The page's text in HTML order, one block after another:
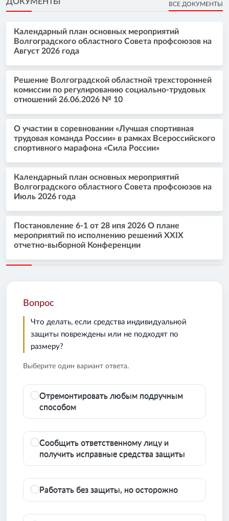
ДОКУМЕНТЫ ВСЕ ДОКУМЕНТЫ
Календарный план основных мероприятий
Волгоградского областного Совета профсоюзов на
Август 2026 года
Решение Волгоградской областной трехсторонней
комиссии по регулированию социально-трудовых
отношений 26.06.2026 № 10
О участии в соревновании «Лучшая спортивная
трудовая команда России» в рамках Всероссийского
спортивного марафона «Сила России»
Календарный план основных мероприятий
Волгоградского областного Совета профсоюзов на
Июль 2026 года
Постановление 6-1 от 28 ипя 2026 О плане
мероприятий по исполнению решений XXIX
отчетно-выборной Конференции
Вопрос
Что делать, если средства индивидуальной
защиты повреждены или не подходят по
размеру?
Выберите один вариант ответа.
Отремонтировать любым подручным
способом
Сообщить ответственному лицу и
получить исправные средства защиты
Работать без защиты, но осторожно